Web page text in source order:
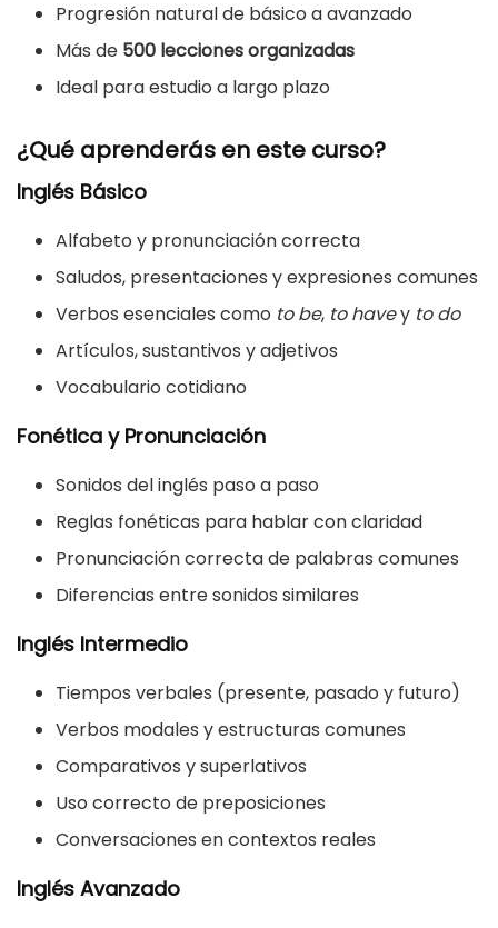
Progresión natural de básico a avanzado
Más de 500 lecciones organizadas
Ideal para estudio a largo plazo
¿Qué aprenderás en este curso?
Inglés Básico
Alfabeto y pronunciación correcta
Saludos, presentaciones y expresiones comunes
Verbos esenciales como to be, to havey to do
Artículos, sustantivos y adjetivos
Vocabulario cotidiano
Fonética y Pronunciación
Sonidos del inglés paso a paso
Reglas fonéticas para hablar con claridad
Pronunciación correcta de palabras comunes
Diferencias entre sonidos similares
Inglés Intermedio
Tiempos verbales (presente, pasado y futuro)
Verbos modales y estructuras comunes
Comparativos y superlativos
Uso correcto de preposiciones
Conversaciones en contextos reales
Inglés Avanzado